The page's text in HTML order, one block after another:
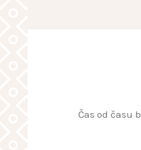
Čas od času